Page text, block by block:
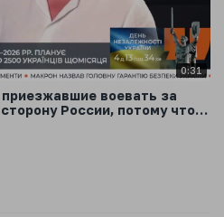
0:31
воевать за
России, потому что